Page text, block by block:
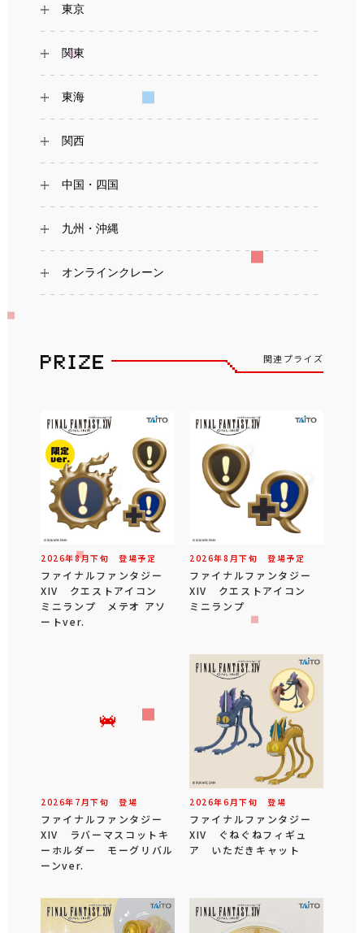
東京
関東
東海
関西
中国・四国
九州・沖縄
オンラインクレーン
関連プライズ
2026年8月下旬 登場予定
ファイナルファンタジー
XIV クエストアイコン
ミニランプ メテオ アソ
ートver.
2026年8 月下旬 登場予定
ファイナルファンタジー
XIV クエストアイコン
ミニランプ
2026年 7 月下旬 登場
ファイナルファンタジー
XIV ラバーマスコットキ
ーホルダー モーグリバル
ーンver.
2026年6 月下旬 登場
ファイナルファンタジー
XIV ぐねぐねフィギュ
ア いただきキャット